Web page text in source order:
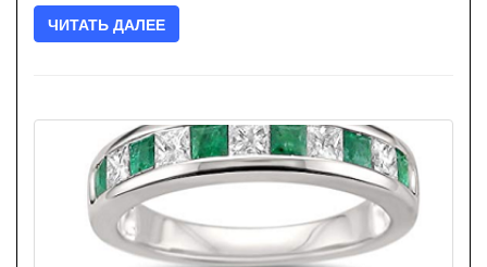
ЧИТАТЬ ДАЛЕЕ